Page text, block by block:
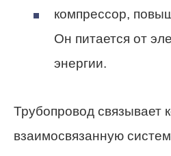
компрессор,
Он питается от
энергии.
Трубопровод связывает
взаимосвязанную